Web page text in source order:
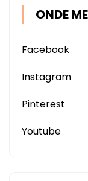
ONDE
Facebook
Instagram
Pinterest
Youtube